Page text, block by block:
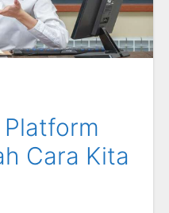
Cara Kita